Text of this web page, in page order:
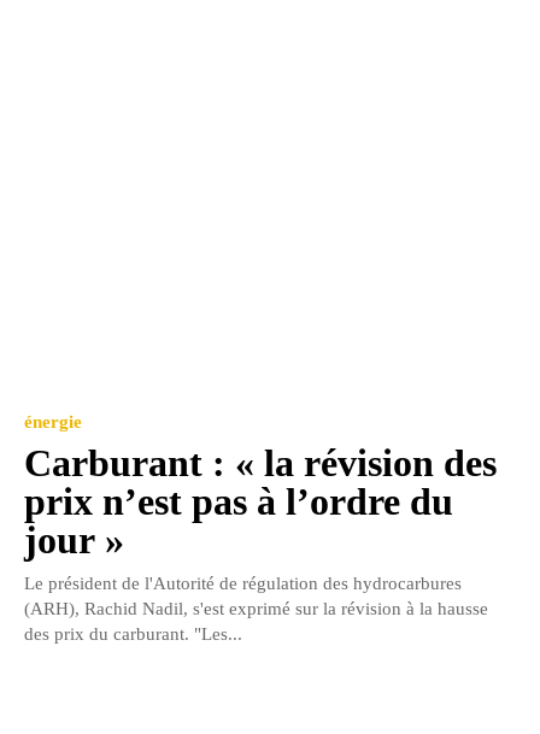
énergie
Carburant : « la révision des
prix n’est pas à l’ordre du
jour »
Le président de l'Autorité de régulation des hydrocarbures
(ARH), Rachid Nadil, s'est exprimé sur la révision à la hausse
des prix du carburant. "Les...